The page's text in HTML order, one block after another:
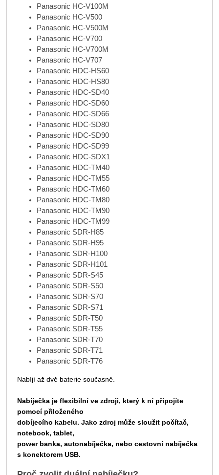
Panasonic HC-V100M
Panasonic HC-V500
Panasonic HC-V500M
Panasonic HC-V700
Panasonic HC-V700M
Panasonic HC-V707
Panasonic HDC-HS60
Panasonic HDC-HS80
Panasonic HDC-SD40
Panasonic HDC-SD60
Panasonic HDC-SD66
Panasonic HDC-SD80
Panasonic HDC-SD90
Panasonic HDC-SD99
Panasonic HDC-SDX1
Panasonic HDC-TM40
Panasonic HDC-TM55
Panasonic HDC-TM60
Panasonic HDC-TM80
Panasonic HDC-TM90
Panasonic HDC-TM99
Panasonic SDR-H85
Panasonic SDR-H95
Panasonic SDR-H100
Panasonic SDR-H101
Panasonic SDR-S45
Panasonic SDR-S50
Panasonic SDR-S70
Panasonic SDR-S71
Panasonic SDR-T50
Panasonic SDR-T55
Panasonic SDR-T70
Panasonic SDR-T71
Panasonic SDR-T76
Nabíjí až dvě baterie současně.
Nabíječka je flexibilní ve zdroji, který k ní připojíte
pomocí přiloženého
dobíjecího kabelu. Jako zdroj může sloužit počítač,
notebook, tablet,
power banka, autonabíječka, nebo cestovní nabíječka
s konektorem USB.